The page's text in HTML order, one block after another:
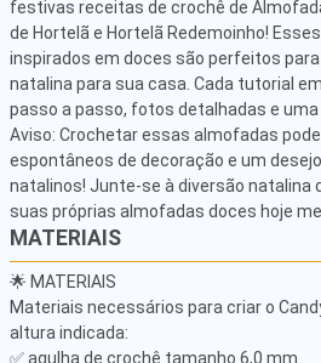
festivas receitas de crochê de
de Hortelã e Hortelã Redemoinho!
inspirados em doces são perfeitos
natalina para sua casa. Cada tutorial
passo a passo, fotos detalhadas e
Aviso: Crochetar essas almofadas
espontâneos de decoração e um
natalinos! Junte-se à diversão natalina
suas próprias almofadas doces hoje
MATERIAIS
🌟 MATERIAIS
Materiais necessários para criar o
altura indicada:
✅ agulha de crochê tamanho 6,0 mm